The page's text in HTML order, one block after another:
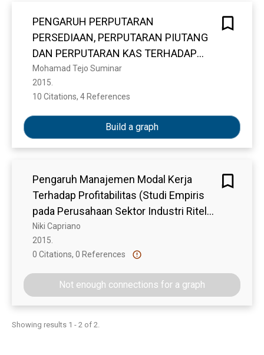
PENGARUH PERPUTARAN
PERSEDIAAN, PERPUTARAN PIUTANG
DAN PERPUTARAN KAS TERHADAP
PROFITABILITAS PADA PERUSAHAAN
SEKTOR INDUSTRI BARANG KONSUMSI
YANG TERDAFTAR DI BEI PERIODE
2008-2013
Mohamad Tejo Suminar
2015.
10 Citations, 4 References
Build a graph
Pengaruh Manajemen Modal Kerja
Terhadap Profitabilitas (Studi Empiris
pada Perusahaan Sektor Industri Ritel
yang Terdaftar di Bursa Efek Indonesia
Periode 2008-2013)
Niki Capriano
2015.
0 Citations, 0 References
Not enough connections for a graph
Showing results 1 - 2 of 2.